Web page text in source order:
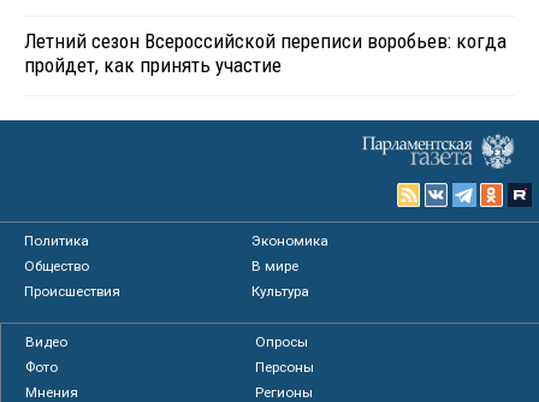
Летний сезон Всероссийской переписи воробьев: когда
пройдет, как принять участие
Политика
Экономика
Общество
В мире
Происшествия
Культура
Видео
Опросы
Фото
Персоны
Мнения
Регионы